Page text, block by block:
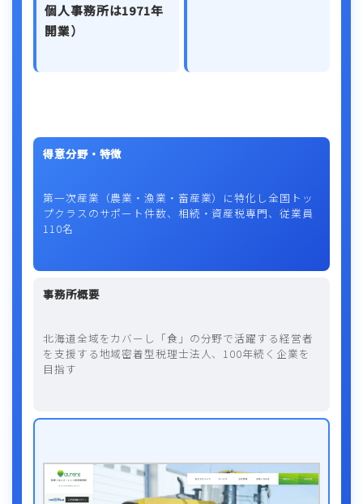
個人事務所は1971年
開業）
得意分野・特徴
第一次産業（農業・漁業・畜産業）に特化し全国トッ
プクラスのサポート件数、相続・資産税専門、従業員
110名
事務所概要
北海道全域をカバーし「食」の分野で活躍する経営者
を支援する地域密着型税理士法人、100年続く企業を
目指す